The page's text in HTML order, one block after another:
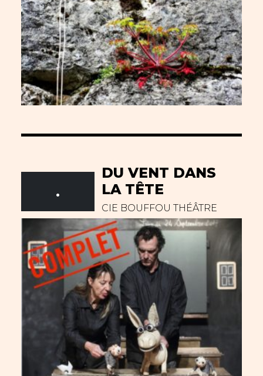
DU VENT DANS
LA TÊTE
CIE BOUFFOU THÉÂTRE
.